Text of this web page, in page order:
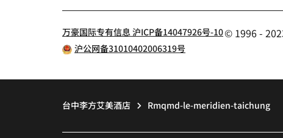
万豪国际专有信息 沪ICP备14047926号-10© 1996 -
沪公网备31010402006319号
台中李方艾美酒店 Rmqmd-le-meridien-taichung